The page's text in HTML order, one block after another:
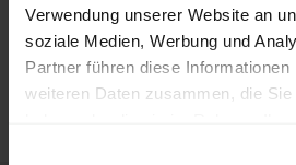
Verwendung unserer Website an
soziale Medien, Werbung und
Partner führen diese
weiteren Daten zusammen, die
lose Ware
Die aktuelle Preisentwicklung für
können Sie jederzeit auf